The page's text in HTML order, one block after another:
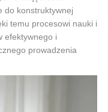
do konstruktywnej
temu procesowi nauki i
efektywnego i
prowadzenia